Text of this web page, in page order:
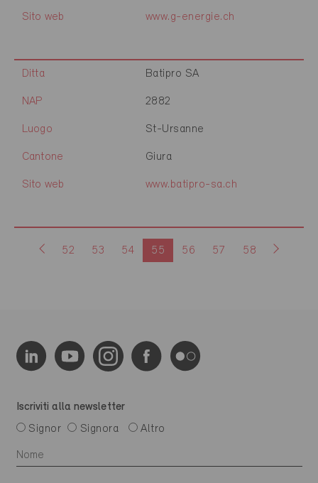
Sito web www.g-energie.ch
Ditta Batipro SA
NAP 2882
Luogo St-Ursanne
Cantone Giura
Sito web www.batipro-sa.ch
52 53 54 55 56 57 58
Iscriviti alla newsletter
Signor
Signora Altro